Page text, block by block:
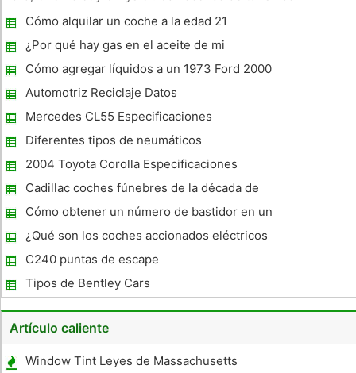
de cuatro puertas, cinco puertas, camionetas, vehículos
deportivos, ca
Cómo alquilar un coche a la edad 21
¿Por qué hay gas en el aceite de mi
Kawasiki Mule 610?
Cómo agregar líquidos a un 1973 Ford 2000
Tractor
Automotriz Reciclaje Datos
Mercedes CL55 Especificaciones
Diferentes tipos de neumáticos
2004 Toyota Corolla Especificaciones
Cadillac coches fúnebres de la década de
1920
Cómo obtener un número de bastidor en un
vehículo
¿Qué son los coches accionados eléctricos
?
C240 puntas de escape
Tipos de Bentley Cars
Artículo caliente
Window Tint Leyes de Massachusetts